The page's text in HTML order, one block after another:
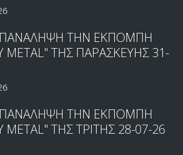
ΤΗΝ ΕΚΠΟΜΠΗ
METAL" ΤΗΣ ΠΑΡΑΣΚΕΥΗΣ 31-
ΤΗΝ ΕΚΠΟΜΠΗ
METAL" ΤΗΣ ΤΡΙΤΗΣ 28-07-26